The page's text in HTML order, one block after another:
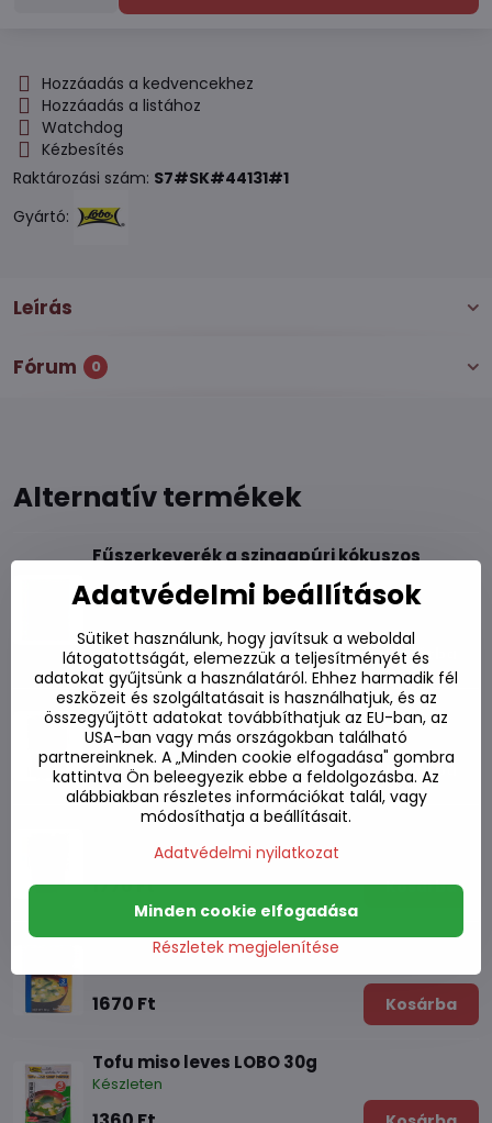
Hozzáadás a kedvencekhez
Hozzáadás a listához
Watchdog
Kézbesítés
Raktározási szám: S7#SK#44131#1
Gyártó:
Leírás
Fórum 0
Alternatív termékek
Fűszerkeverék a szingapúri kókuszos
800 Ft Kosárba
LOBO zöld curry keverék 253g
Készleten
1830 Ft Kosárba
Tom Kha leves mix LOBO 260g
Készleten
1770 Ft Kosárba
Tofu miso leves S&B 30g
1670 Ft Kosárba
Tofu miso leves LOBO 30g
Készleten
Adatvédelmi beállítások
Sütiket használunk, hogy javítsuk a weboldal
látogatottságát, elemezzük a teljesítményét és
adatokat gyűjtsünk a használatáról. Ehhez harmadik fél
eszközeit és szolgáltatásait is használhatjuk, és az
összegyűjtött adatokat továbbíthatjuk az EU-ban, az
USA-ban vagy más országokban található
partnereinknek. A „Minden cookie elfogadása" gombra
kattintva Ön beleegyezik ebbe a feldolgozásba. Az
alábbiakban részletes információkat talál, vagy
módosíthatja a beállításait.
Adatvédelmi nyilatkozat
Részletek megjelenítése
Minden cookie elfogadása